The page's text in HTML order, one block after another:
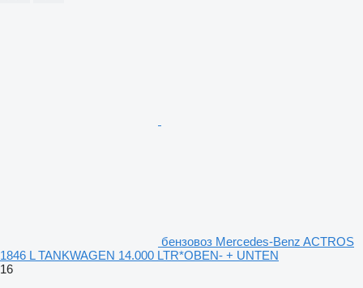
бензовоз Mercedes-Benz ACTROS
1846 L TANKWAGEN 14.000 LTR*OBEN- + UNTEN
16